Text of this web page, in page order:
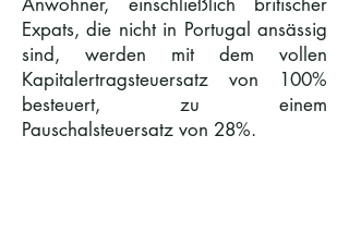
Expats, die nicht in Portugal ansässig
sind, werden mit dem vollen
Kapitalertragsteuersatz von 100%
besteuert, zu einem
Pauschalsteuersatz von 28%.